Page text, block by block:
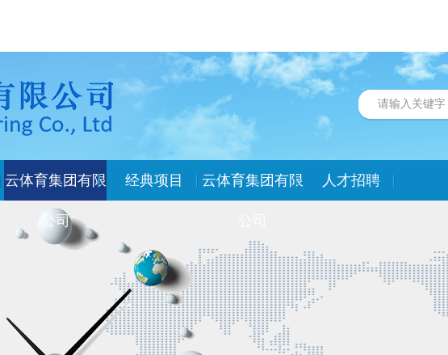
云体育集团有限
公司
经典项目 云体育集团有限 人才招聘